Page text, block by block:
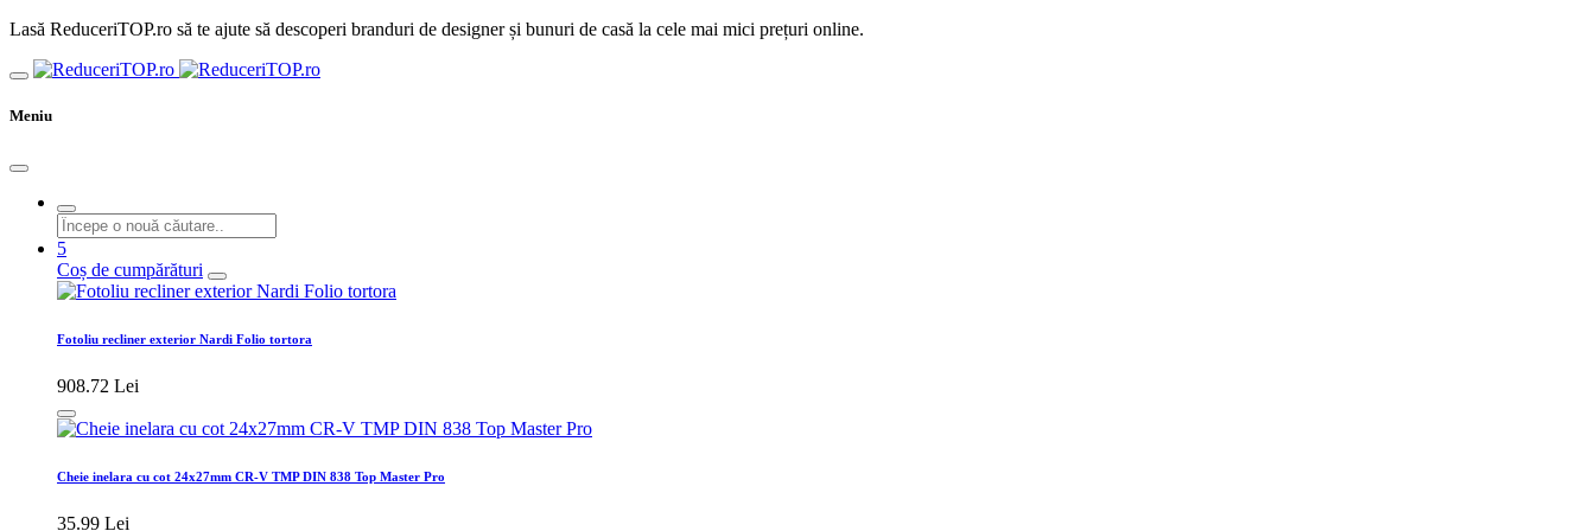
Lasă ReduceriTOP.ro să te ajute să descoperi branduri de designer și bunuri de casă la cele mai mici prețuri online.
Meniu
5
Coș de cumpărături
Fotoliu recliner exterior Nardi Folio tortora
908.72 Lei
Cheie inelara cu cot 24х27mm CR-V TMP DIN 838 Top Master Pro
35.99 Lei